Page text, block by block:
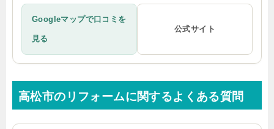
Googleマップで口コミを
見る
公式サイト
高松市のリフォームに関するよくある質問